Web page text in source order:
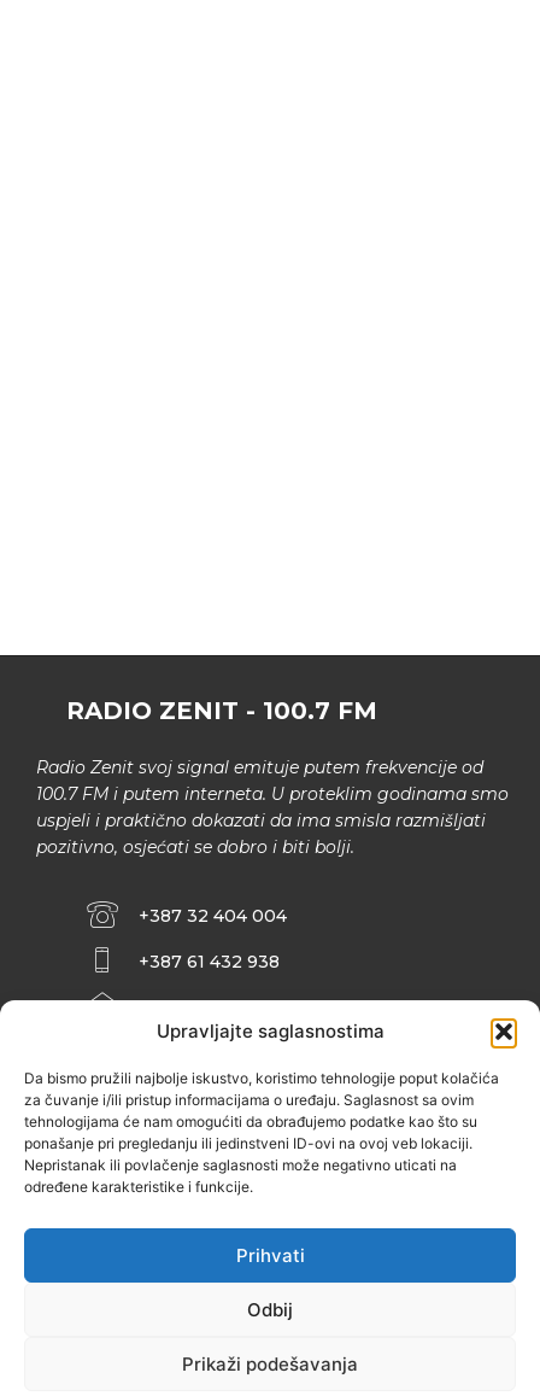
Upravljajte saglasnostima
Da bismo pružili najbolje iskustvo, koristimo tehnologije poput kolačića
za čuvanje i/ili pristup informacijama o uređaju. Saglasnost sa ovim
tehnologijama će nam omogućiti da obrađujemo podatke kao što su
ponašanje pri pregledanju ili jedinstveni ID-ovi na ovoj veb lokaciji.
Nepristanak ili povlačenje saglasnosti može negativno uticati na
određene karakteristike i funkcije.
Prihvati
Odbij
Prikaži podešavanja
RADIO ZENIT - 100.7 FM
Radio Zenit svoj signal emituje putem frekvencije od
100.7 FM i putem interneta. U proteklim godinama smo
uspjeli i praktično dokazati da ima smisla razmišljati
pozitivno, osjećati se dobro i biti bolji.
+387 32 404 004
+387 61 432 938
INFO@ZENIT.BA
ZENIČANKA, 3. SPRAT), 72000 ZENICA